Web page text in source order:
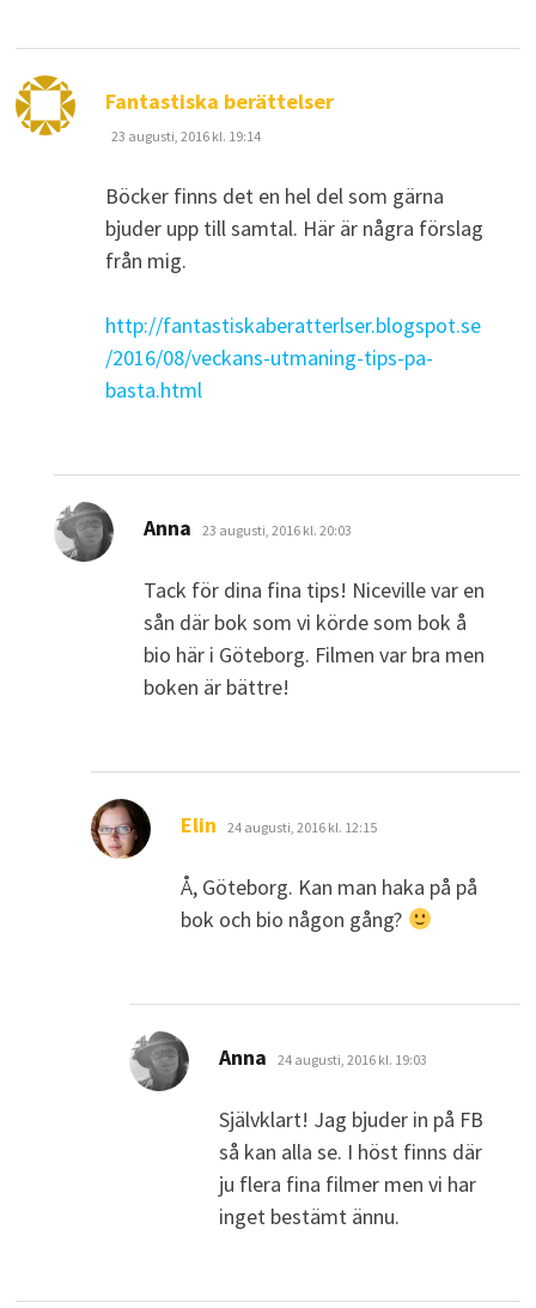
Fantastiska berättelserskriver:
23 augusti, 2016 kl. 19:14
Böcker finns det en hel del som gärna
bjuder upp till samtal. Här är några förslag
från mig.
http://fantastiskaberatterlser.blogspot.se
/2016/08/veckans-utmaning-tips-pa-
basta.html
Anna skriver:
23 augusti, 2016 kl. 20:03
Tack för dina fina tips! Niceville var en
sån där bok som vi körde som bok å
bio här i Göteborg. Filmen var bra men
boken är bättre!
Elin skriver:
24 augusti, 2016 kl. 12:15
Å, Göteborg. Kan man haka på på
bok och bio någon gång?
Anna skriver:
24 augusti, 2016 kl. 19:03
Självklart! Jag bjuder in på FB
så kan alla se. I höst finns där
ju flera fina filmer men vi har
inget bestämt ännu.